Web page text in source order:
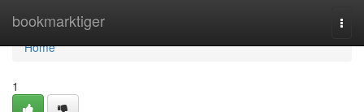
bookmarktiger
Home
Home
1